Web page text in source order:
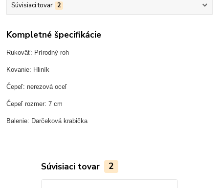
Súvisiaci tovar 2
Kompletné špecifikácie
Rukoväť: Prírodný roh
Kovanie: Hliník
Čepeľ: nerezová oceľ
Čepeľ rozmer: 7 cm
Balenie: Darčeková krabička
Súvisiaci tovar 2